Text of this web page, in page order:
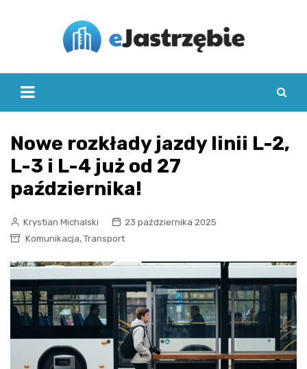
Nowe rozkłady jazdy linii L-2,
L-3 i L-4 już od 27
października!
Krystian Michalski
23 października 2025
Komunikacja, Transport